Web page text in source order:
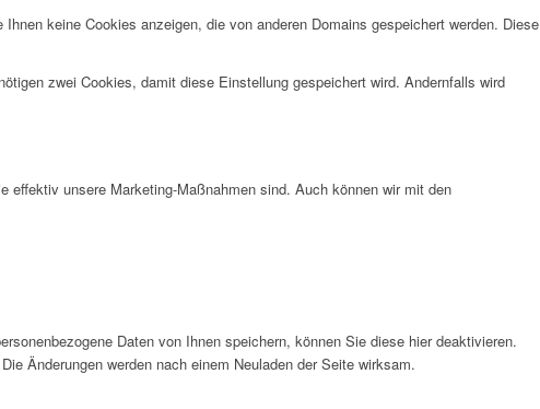
keine Cookies anzeigen, die von anderen Domains gespeichert werden. Diese
zwei Cookies, damit diese Einstellung gespeichert wird. Andernfalls wird
unsere Marketing-Maßnahmen sind. Auch können wir mit den
Daten von Ihnen speichern, können Sie diese hier deaktivieren.
Änderungen werden nach einem Neuladen der Seite wirksam.